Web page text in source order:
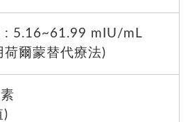
: 5.16~61.99 mIU/mL
荷爾蒙替代療法)
)